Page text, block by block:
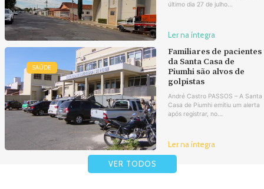
último dia 27 de julho...
Ler na íntegra
SAÚDE
Familiares de pacientes
da Santa Casa de
Piumhi são alvos de
golpistas
André Castro PASSOS – A Santa
Casa de Piumhi emitiu um alerta
após registrar, no...
Ler na íntegra
VER TODOS